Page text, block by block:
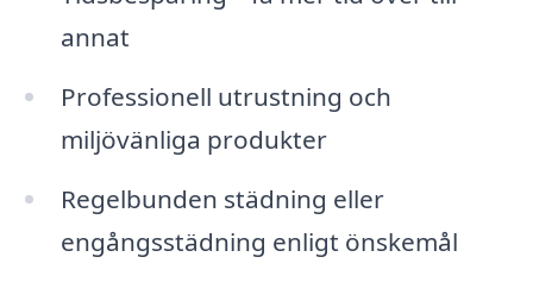
annat
Professionell utrustning och
miljövänliga produkter
Regelbunden städning eller
engångsstädning enligt önskemål